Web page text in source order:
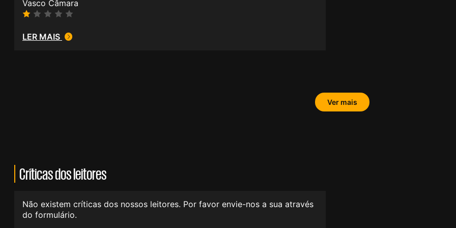
Vasco Câmara
LER MAIS
Ver mais
Críticas dos leitores
Não existem críticas dos nossos leitores. Por favor envie-nos a sua através
do formulário.